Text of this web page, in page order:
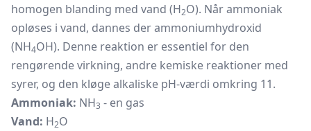
homogen blanding med vand (H2O). Når ammoniak
opløses i vand, dannes der ammoniumhydroxid
(NH4OH). Denne reaktion er essentiel for den
rengørende virkning, andre kemiske reaktioner med
syrer, og den kløge alkaliske pH-værdi omkring 11.
Ammoniak: NH3 - en gas
Vand: H2O